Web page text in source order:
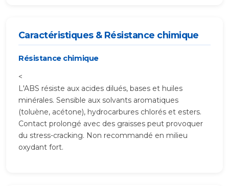
Caractéristiques & Résistance chimique
Résistance chimique
<
L'ABS résiste aux acides dilués, bases et huiles
minérales. Sensible aux solvants aromatiques
(toluène, acétone), hydrocarbures chlorés et esters.
Contact prolongé avec des graisses peut provoquer
du stress-cracking. Non recommandé en milieu
oxydant fort.